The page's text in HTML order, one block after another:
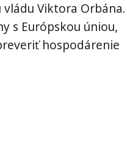
Viktora Orbána.
s Európskou úniou,
hospodárenie